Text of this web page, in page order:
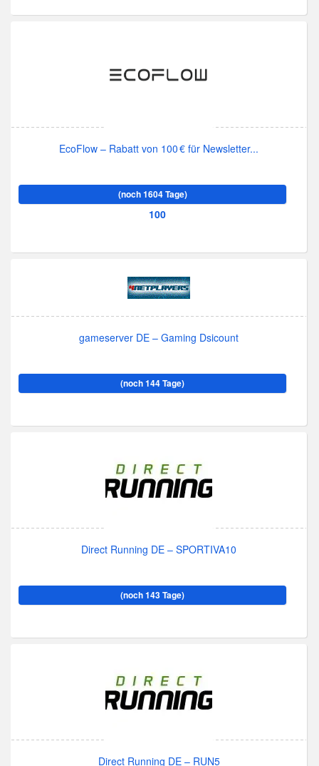
EcoFlow – Rabatt von 100 € für Newsletter...
(noch 1604 Tage)
100
gameserver DE – Gaming Dsicount
(noch 144 Tage)
Direct Running DE – SPORTIVA10
(noch 143 Tage)
Direct Running DE – RUN5